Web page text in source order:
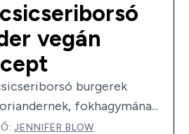
vegán
burgerek
fokhagymána...
JENNIFER BLOW